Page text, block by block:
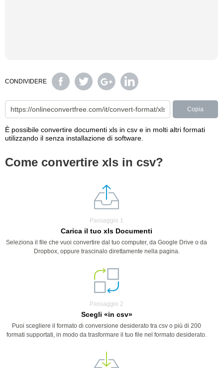
CONDIVIDERE
Copia
È possibile convertire documenti xls in csv e in molti altri formati
utilizzando il senza installazione di software.
Come convertire xls in csv?
Passaggio 1
Carica il tuo xls Documenti
Seleziona il file che vuoi convertire dal tuo computer, da Google Drive o da
Dropbox, oppure trascinalo direttamente nella pagina.
Passaggio 2
Scegli «in csv»
Puoi scegliere il formato di conversione desiderato tra csv o più di 200
formati supportati, in modo da trasformare il tuo file nel formato desiderato.